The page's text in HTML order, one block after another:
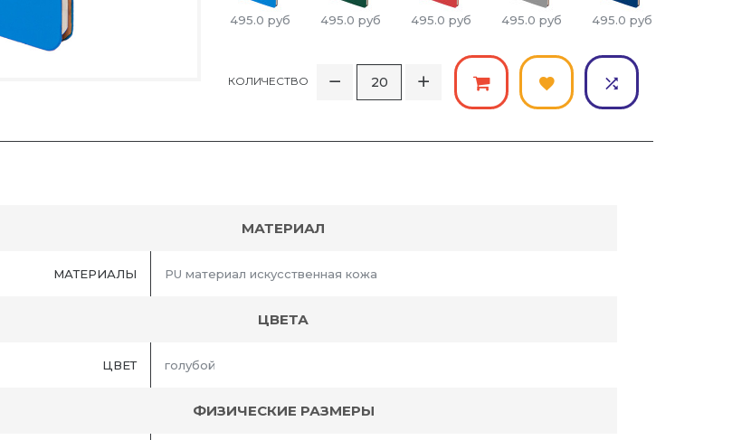
495.0 руб 495.0 руб 495.0 руб 495.0 руб 495.0 руб
КОЛИЧЕСТВО
МАТЕРИАЛ
МАТЕРИАЛЫ PU материал искусственная кожа
ЦВЕТА
ЦВЕТ голубой
ФИЗИЧЕСКИЕ РАЗМЕРЫ